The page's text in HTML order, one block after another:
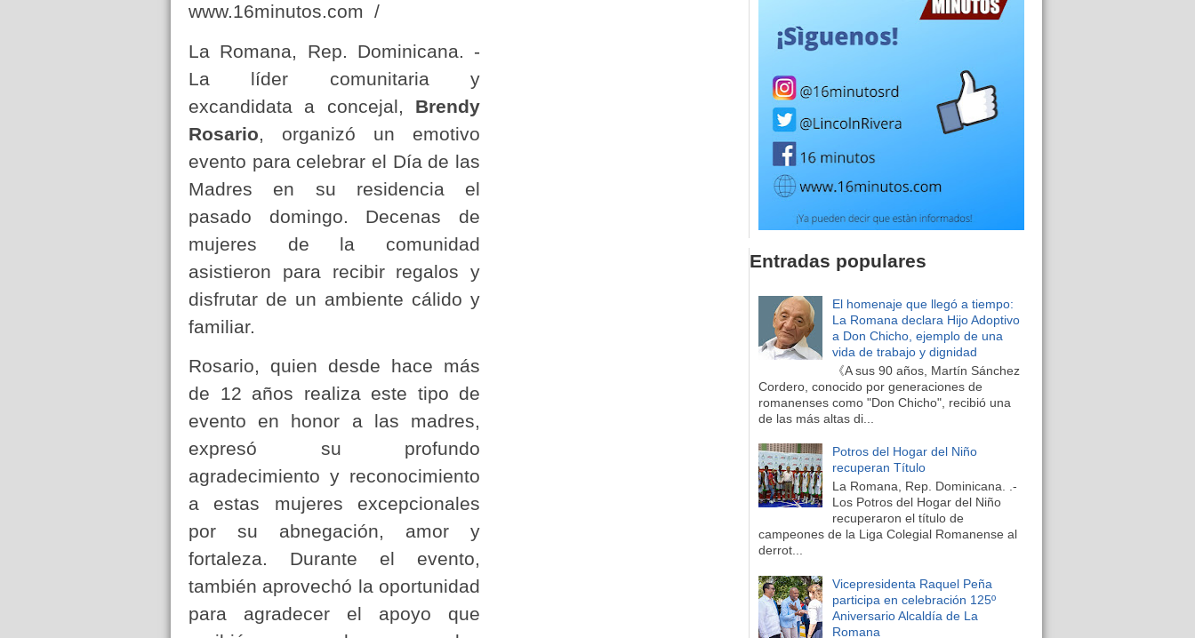
www.16minutos.com /
La Romana, Rep. Dominicana. -
La líder comunitaria y
excandidata a concejal, Brendy
Rosario, organizó un emotivo
evento para celebrar el Día de las
Madres en su residencia el
pasado domingo. Decenas de
mujeres de la comunidad
asistieron para recibir regalos y
disfrutar de un ambiente cálido y
familiar.
Rosario, quien desde hace más
de 12 años realiza este tipo de
evento en honor a las madres,
expresó su profundo
agradecimiento y reconocimiento
a estas mujeres excepcionales
por su abnegación, amor y
fortaleza. Durante el evento,
también aprovechó la oportunidad
para agradecer el apoyo que
Entradas populares
El homenaje que llegó a tiempo:
La Romana declara Hijo Adoptivo
a Don Chicho, ejemplo de una
vida de trabajo y dignidad
《A sus 90 años, Martín Sánchez
Cordero, conocido por generaciones de
romanenses como "Don Chicho", recibió una
de las más altas di...
Potros del Hogar del Niño
recuperan Título
La Romana, Rep. Dominicana. .-
Los Potros del Hogar del Niño
recuperaron el título de
campeones de la Liga Colegial Romanense al
derrot...
Vicepresidenta Raquel Peña
participa en celebración 125º
Aniversario Alcaldía de La
Romana